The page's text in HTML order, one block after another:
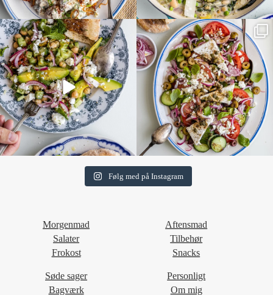
Følg med på Instagram
Morgenmad
Salater
Frokost
Aftensmad
Tilbehør
Snacks
Søde sager
Bagværk
Personligt
Om mig